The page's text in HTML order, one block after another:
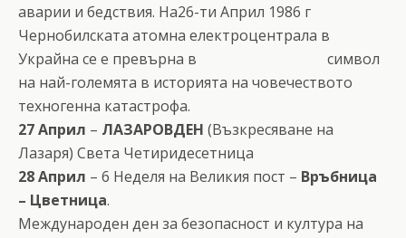
аварии и бедствия. На26-ти Април 1986 г
Чернобилската атомна електроцентрала в
Украйна се е превърна в символ
на най-големята в историята на човечеството
техногенна катастрофа.
27 Април – ЛАЗАРОВДЕН (Възкресяване на
Лазаря) Света Четиридесетница
28 Април – 6 Неделя на Великия пост – Връбница
– Цветница.
Международен ден за безопасност и култура на